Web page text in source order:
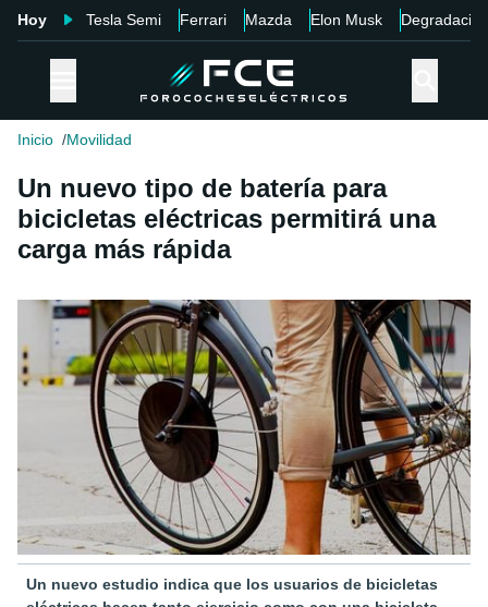
Hoy Tesla Semi Ferrari Mazda Elon Musk Degradación
Inicio Movilidad
Un nuevo tipo de batería para
bicicletas eléctricas permitirá una
carga más rápida
Un nuevo estudio indica que los usuarios de bicicletas